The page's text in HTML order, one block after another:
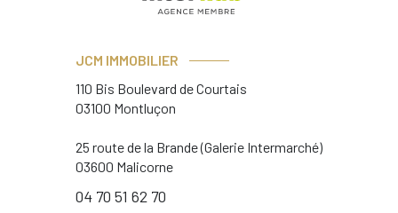
JCM IMMOBILIER
110 Bis Boulevard de Courtais
03100 Montluçon
25 route de la Brande (Galerie Intermarché)
03600 Malicorne
04 70 51 62 70